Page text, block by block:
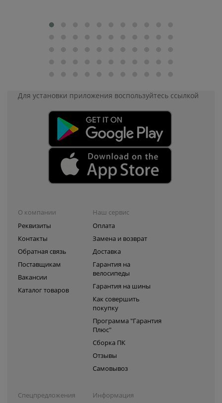
Для установки приложения воспользуйтесь ссылкой
О компании
Реквизиты
Контакты
Обратная связь
Поставщикам
Вакансии
Каталог товаров
Наш сервис
Оплата
Замена и возврат
Доставка
Гарантия на
велосипеды
Гарантия на шины
Как совершить
покупку
Программа "Гарантия
Плюс"
Сборка ПК
Отзывы
Самовывоз
Спецпредложения
Информация